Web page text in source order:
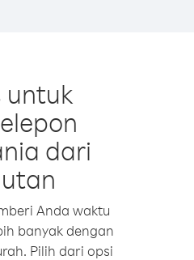
untuk
dari
Anda waktu
banyak dengan
Pilih dari opsi